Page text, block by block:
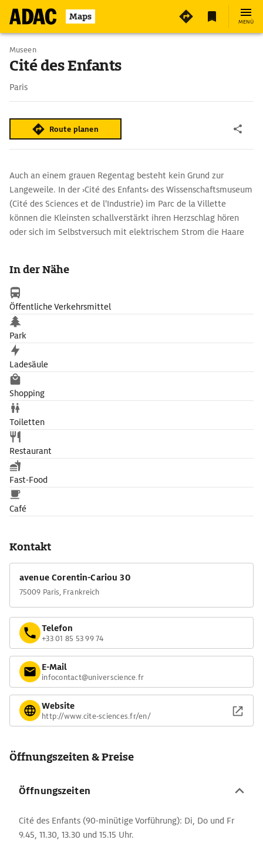
Maps MENÜ
Museen
Cité des Enfants
Paris
Route planen
Auch an einem grauen Regentag besteht kein Grund zur
Langeweile. In der ›Cité des Enfants‹ des Wissenschaftsmuseum
(Cité des Sciences et de l'Industrie) im Parc de la Villette
können die Kleinsten schallverstärkt ihren Herzschlag hören
oder sich im Selbstversuch mit elektrischem Strom die Haare
In der Nähe
Öffentliche Verkehrsmittel
Park
Ladesäule
Shopping
Toiletten
Restaurant
Fast-Food
Café
Kontakt
avenue Corentin-Cariou 30
75009 Paris, Frankreich
Telefon
+33 01 85 53 99 74
E-Mail
infocontact@universcience.fr
Website
http://www.cite-sciences.fr/en/
Öffnungszeiten & Preise
Öffnungszeiten
Cité des Enfants (90-minütige Vorführung): Di, Do und Fr
9.45, 11.30, 13.30 und 15.15 Uhr.